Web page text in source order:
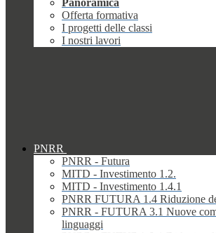
Panoramica
Offerta formativa
I progetti delle classi
I nostri lavori
PNRR
PNRR - Futura
MITD - Investimento 1.2.
MITD - Investimento 1.4.1
PNRR FUTURA 1.4 Riduzione
PNRR - FUTURA 3.1 Nuove
linguaggi